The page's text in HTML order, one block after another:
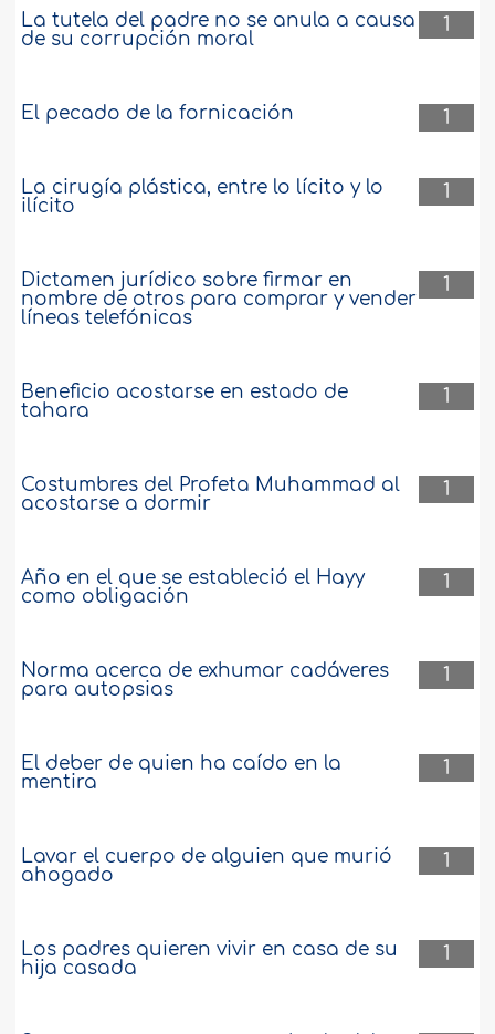
1
La tutela del padre no se anula a causa
de su corrupción moral
1
El pecado de la fornicación
1
La cirugía plástica, entre lo lícito y lo
ilícito
1
Dictamen jurídico sobre firmar en
nombre de otros para comprar y vender
líneas telefónicas
1
Beneficio acostarse en estado de
tahara
1
Costumbres del Profeta Muhammad al
acostarse a dormir
1
Año en el que se estableció el Hayy
como obligación
1
Norma acerca de exhumar cadáveres
para autopsias
1
El deber de quien ha caído en la
mentira
1
Lavar el cuerpo de alguien que murió
ahogado
1
Los padres quieren vivir en casa de su
hija casada